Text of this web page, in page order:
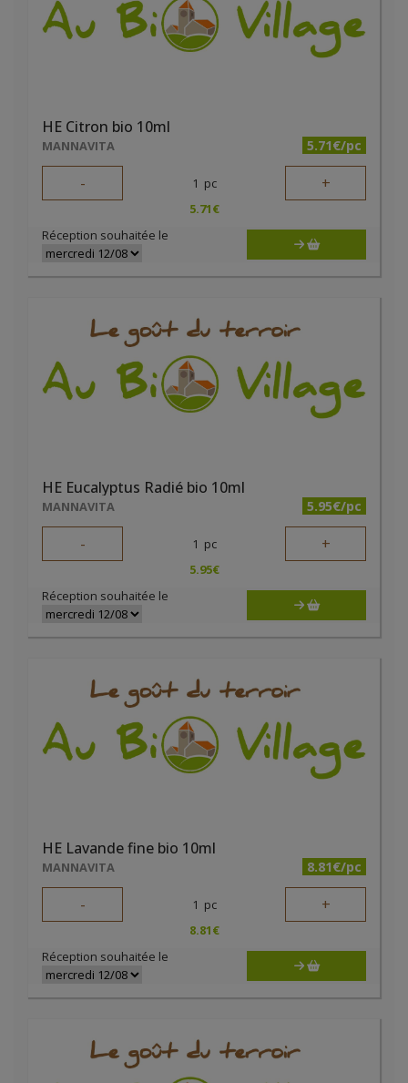
HE Citron bio 10ml
MANNAVITA 5.71€/pc
- 1 pc +
5.71€
Réception souhaitée le
HE Eucalyptus Radié bio 10ml
MANNAVITA 5.95€/pc
- 1 pc +
5.95€
Réception souhaitée le
HE Lavande fine bio 10ml
MANNAVITA 8.81€/pc
- 1 pc +
8.81€
Réception souhaitée le